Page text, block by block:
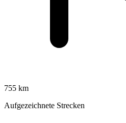
755 km
Aufgezeichnete Strecken